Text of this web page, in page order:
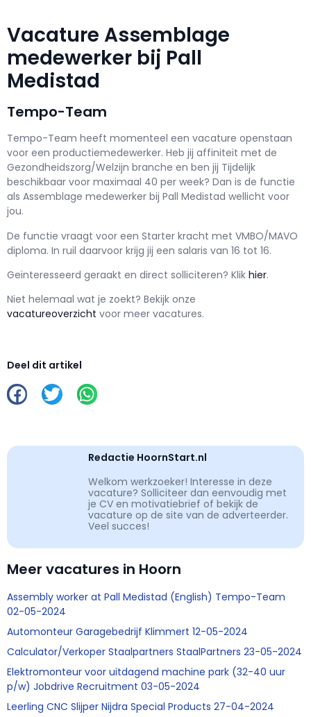
Vacature Assemblage
medewerker bij Pall
Medistad
Tempo-Team
Tempo-Team heeft momenteel een vacature openstaan
voor een productiemedewerker. Heb jij affiniteit met de
Gezondheidszorg/Welzijn branche en ben jij Tijdelijk
beschikbaar voor maximaal 40 per week? Dan is de functie
als Assemblage medewerker bij Pall Medistad wellicht voor
jou.
De functie vraagt voor een Starter kracht met VMBO/MAVO
diploma. In ruil daarvoor krijg jij een salaris van 16 tot 16.
Geïnteresseerd geraakt en direct solliciteren? Klik hier.
Niet helemaal wat je zoekt? Bekijk onze
vacatureoverzicht voor meer vacatures.
Deel dit artikel
Redactie HoornStart.nl
Welkom werkzoeker! Interesse in deze
vacature? Solliciteer dan eenvoudig met
je CV en motivatiebrief of bekijk de
vacature op de site van de adverteerder.
Veel succes!
Meer vacatures in Hoorn
Assembly worker at Pall Medistad (English) Tempo-Team
02-05-2024
Automonteur Garagebedrijf Klimmert 12-05-2024
Calculator/Verkoper Staalpartners StaalPartners 23-05-2024
Elektromonteur voor uitdagend machine park (32-40 uur
p/w) Jobdrive Recruitment 03-05-2024
Leerling CNC Slijper Nijdra Special Products 27-04-2024